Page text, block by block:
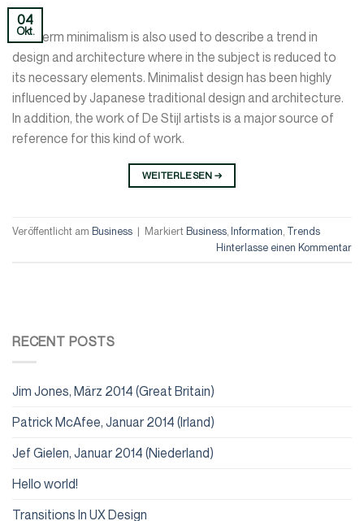
04
Okt.
The term minimalism is also used to describe a trend in
design and architecture where in the subject is reduced to
its necessary elements. Minimalist design has been highly
influenced by Japanese traditional design and architecture.
In addition, the work of De Stijl artists is a major source of
reference for this kind of work.
WEITERLESEN →
Veröffentlicht am Business | Markiert Business Information Trends
Hinterlasse einen Kommentar
RECENT POSTS
Jim Jones, März 2014 (Great Britain)
Patrick McAfee, Januar 2014 (Irland)
Jef Gielen, Januar 2014 (Niederland)
Hello world!
Transitions In UX Design